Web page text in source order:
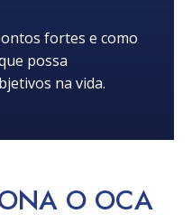
fortes e como
possa
na vida.
O OCA